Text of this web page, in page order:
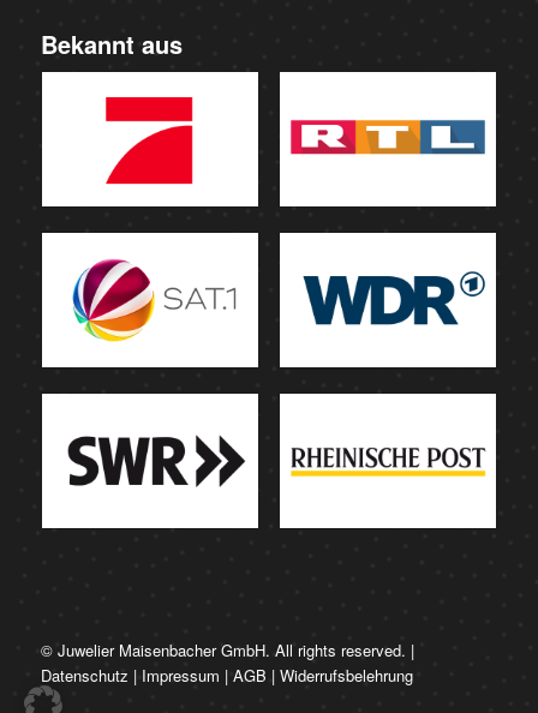
Bekannt aus
© Juwelier Maisenbacher GmbH. All rights reserved. |
Datenschutz | Impressum | AGB | Widerrufsbelehrung